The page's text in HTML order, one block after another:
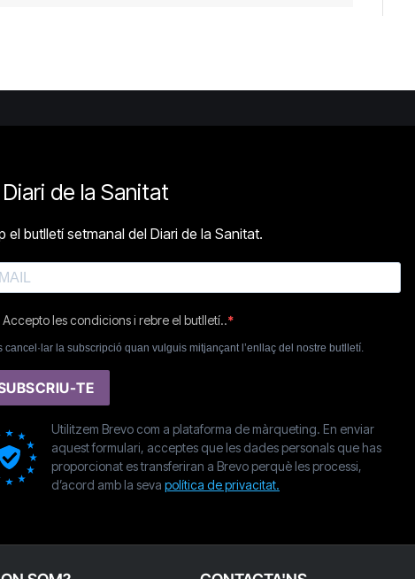
Diari de la Sanitat
el butlletí setmanal del Diari de la Sanitat.
Accepto les condicions i rebre el butlletí..
cancel·lar la subscripció quan vulguis mitjançant l’enllaç del nostre butlletí.
TE
Utilitzem Brevo com a plataforma de màrqueting. En enviar
aquest formulari, acceptes que les dades personals que has
proporcionat es transferiran a Brevo perquè les processi,
d’acord amb la seva política de privacitat.